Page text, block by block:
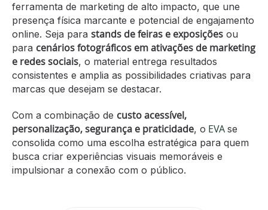
ferramenta de marketing de alto impacto, que une
presença física marcante e potencial de engajamento
online. Seja para stands de feiras e exposições ou
para cenários fotográficos em ativações de marketing
e redes sociais, o material entrega resultados
consistentes e amplia as possibilidades criativas para
marcas que desejam se destacar.
Com a combinação de custo acessível,
personalização, segurança e praticidade, o EVA se
consolida como uma escolha estratégica para quem
busca criar experiências visuais memoráveis e
impulsionar a conexão com o público.